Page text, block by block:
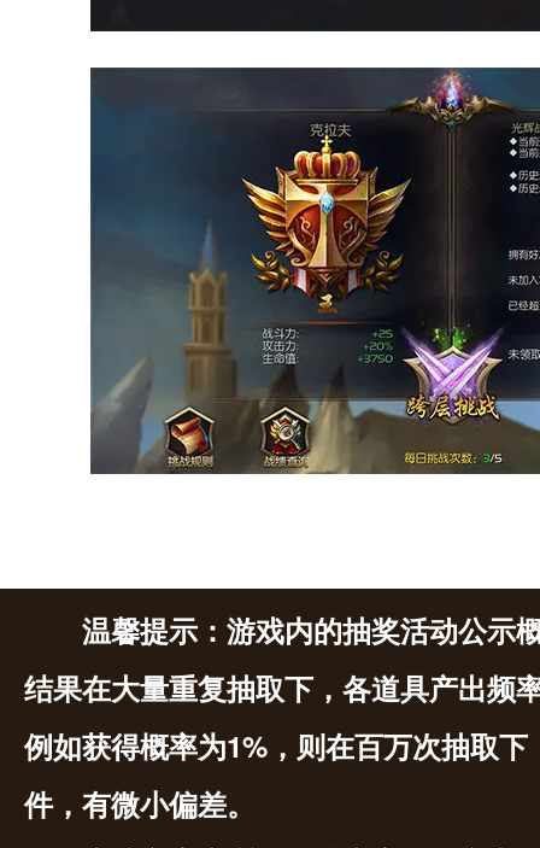
温馨提示：游戏内的抽奖活动公示
结果在大量重复抽取下，各道具产出频
例如获得概率为1%，则在百万次抽取
件，有微小偏差。